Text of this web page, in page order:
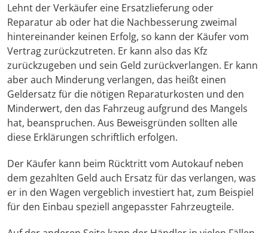
Lehnt der Verkäufer eine Ersatzlieferung oder
Reparatur ab oder hat die Nachbesserung zweimal
hintereinander keinen Erfolg, so kann der Käufer vom
Vertrag zurückzutreten. Er kann also das Kfz
zurückzugeben und sein Geld zurückverlangen. Er kann
aber auch Minderung verlangen, das heißt einen
Geldersatz für die nötigen Reparaturkosten und den
Minderwert, den das Fahrzeug aufgrund des Mangels
hat, beanspruchen. Aus Beweisgründen sollten alle
diese Erklärungen schriftlich erfolgen.
Der Käufer kann beim Rücktritt vom Autokauf neben
dem gezahlten Geld auch Ersatz für das verlangen, was
er in den Wagen vergeblich investiert hat, zum Beispiel
für den Einbau speziell angepasster Fahrzeugteile.